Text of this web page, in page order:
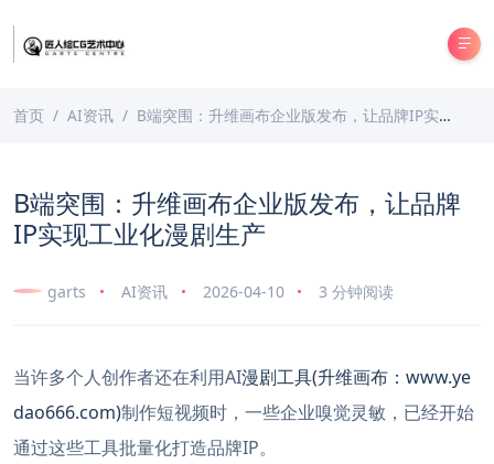
首页 AI资讯 B端突围：升维画布企业版发布，让品牌IP实现工业化漫剧生产
B端突围：升维画布企业版发布，让品牌
IP实现工业化漫剧生产
garts AI资讯 2026-04-10 3 分钟阅读
当许多个人创作者还在利用AI漫剧工具(升维画布：www.ye
dao666.com)制作短视频时，一些企业嗅觉灵敏，已经开始
通过这些工具批量化打造品牌IP。